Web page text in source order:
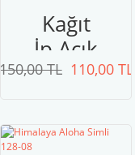
Kağıt
İp Açık
Yeşil110,00 TL
150,00 TL